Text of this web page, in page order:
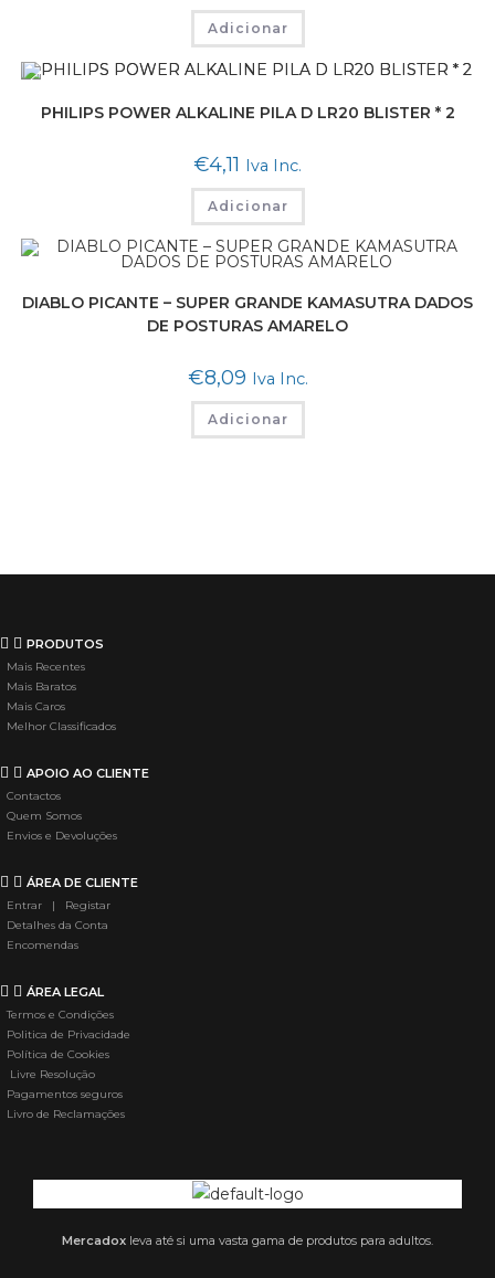
Adicionar
PHILIPS POWER ALKALINE PILA D LR20 BLISTER * 2
€4,11 Iva Inc.
Adicionar
DIABLO PICANTE – SUPER GRANDE KAMASUTRA DADOS
DE POSTURAS AMARELO
€8,09 Iva Inc.
Adicionar
PRODUTOS
Mais Recentes
Mais Baratos
Mais Caros
Melhor Classificados
APOIO AO CLIENTE
Contactos
Quem Somos
Envios e Devoluções
ÁREA DE CLIENTE
Entrar | Registar
Detalhes da Conta
Encomendas
ÁREA LEGAL
Termos e Condições
Politica de Privacidade
Política de Cookies
Livre Resolução
Pagamentos seguros
Livro de Reclamações
Mercadox leva até si uma vasta gama de produtos para adultos.